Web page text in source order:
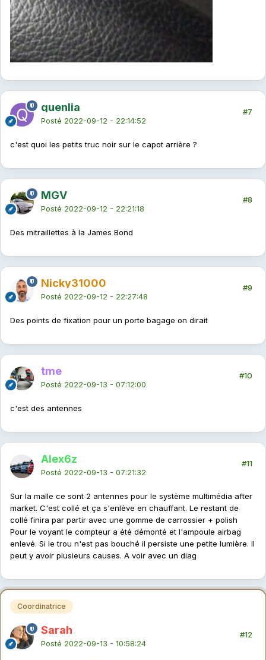
quenlia
Posté 2022-09-12 - 22:14:52
#7
c'est quoi les petits truc noir sur le capot arrière ?
MGV
Posté 2022-09-12 - 22:21:18
#8
Des mitraillettes à la James Bond
Nicky31000
Posté 2022-09-12 - 22:27:48
#9
Des points de fixation pour un porte bagage on dirait
tme
Posté 2022-09-13 - 07:12:00
#10
c'est des antennes
Alex6z
Posté 2022-09-13 - 07:21:32
#11
Sur la malle ce sont 2 antennes pour le système multimédia after
market. C'est collé et ça s'enlève en chauffant. Le restant de
collé finira par partir avec une gomme de carrossier + polish
Pour le voyant le compteur a été démonté et l'ampoule airbag
enlevé. Si le trou n'est pas bouché il persiste une petite lumière. Il
peut y avoir plusieurs causes. A voir avec un diag
Coordinatrice
Sarah
Posté 2022-09-13 - 10:58:24
#12